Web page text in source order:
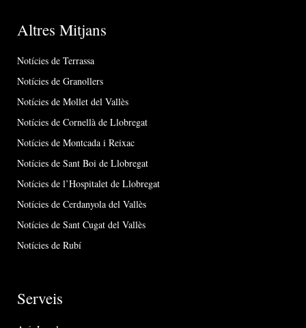
Altres Mitjans
Notícies de Terrassa
Notícies de Granollers
Notícies de Mollet del Vallès
Notícies de Cornellà de Llobregat
Notícies de Montcada i Reixac
Notícies de Sant Boi de Llobregat
Notícies de l’Hospitalet de Llobregat
Notícies de Cerdanyola del Vallès
Notícies de Sant Cugat del Vallès
Notícies de Rubí
Serveis